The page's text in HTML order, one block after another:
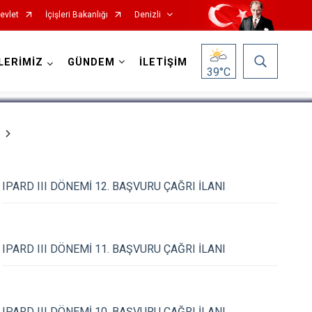
İçişleri Bakanlığı Denizli
Çardak
Honaz
GÜNDEM İLETİŞİM
39°C
IPARD III DÖNEMİ 12. BAŞVURU ÇAĞRI İLANI
IPARD III DÖNEMİ 11. BAŞVURU ÇAĞRI İLANI